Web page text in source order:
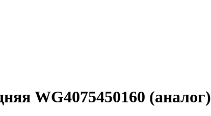
WG4075450160 (аналог)